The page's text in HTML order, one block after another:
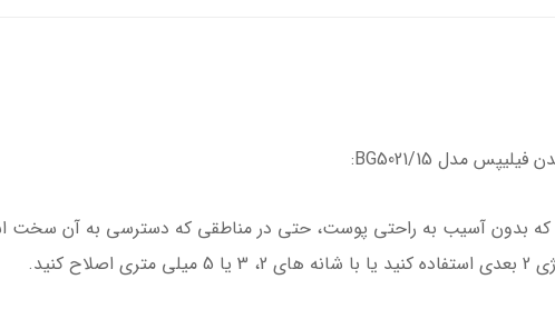
است که بدون آسیب به راحتی پوست، حتی در مناطقی که دسترسی به آن سخت